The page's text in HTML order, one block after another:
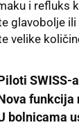
i refluks
glavobolje
velike
SWISS-
funkcija
bolnicama